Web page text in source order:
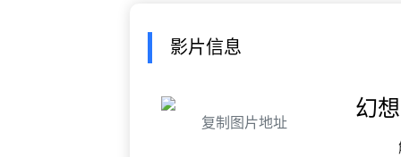
影片信息
复制图片地址
幻